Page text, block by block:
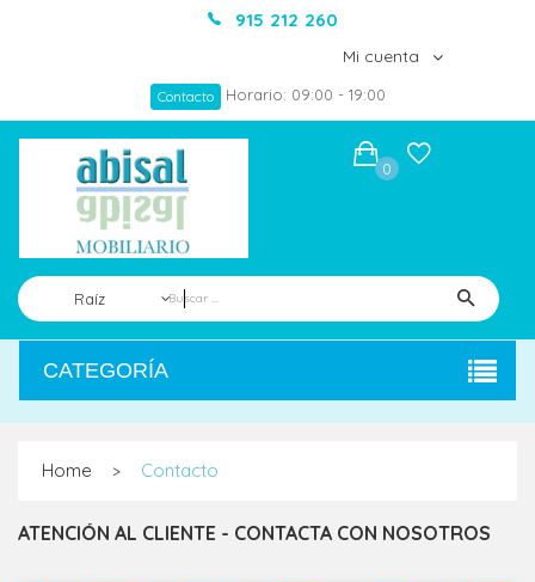
915 212 260
Mi cuenta
Contacto Horario: 09:00 - 19:00
Raíz
0
CATEGORÍA
Home > Contacto
ATENCIÓN AL CLIENTE - CONTACTA CON NOSOTROS